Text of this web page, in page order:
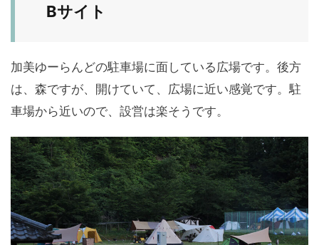
Bサイト
加美ゆーらんどの駐車場に面している広場です。後方
は、森ですが、開けていて、広場に近い感覚です。駐
車場から近いので、設営は楽そうです。